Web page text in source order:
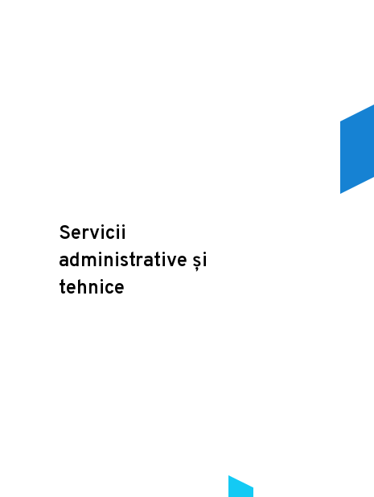
Servicii
administrative și
tehnice